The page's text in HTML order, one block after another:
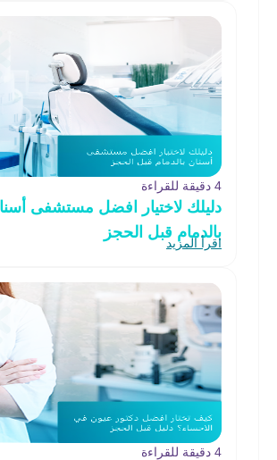
4 دقيقة للقراءة
دليلك لاختيار افضل مستشفى
بالدمام قبل الحجز
اقرأ المزيد
4 دقيقة للقراءة